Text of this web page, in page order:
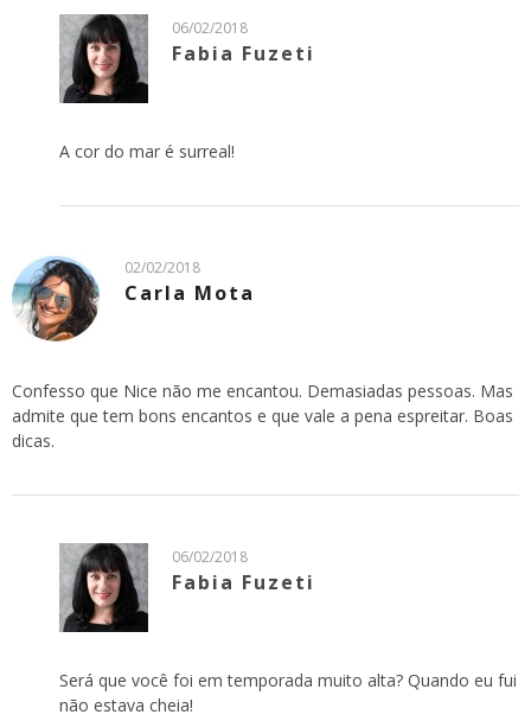
06/02/2018
Fabia Fuzeti
A cor do mar é surreal!
02/02/2018
Carla Mota
Confesso que Nice não me encantou. Demasiadas pessoas. Mas
admite que tem bons encantos e que vale a pena espreitar. Boas
dicas.
06/02/2018
Fabia Fuzeti
Será que você foi em temporada muito alta? Quando eu fui
não estava cheia!